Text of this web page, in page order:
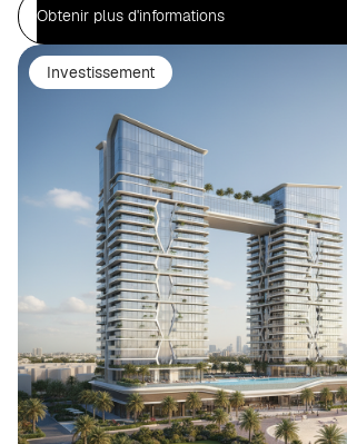
Obtenir plus d'informations
Investissement